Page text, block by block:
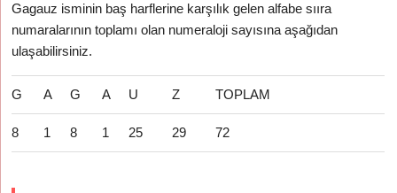
Gagauz isminin baş harflerine karşılık gelen alfabe sııra
numaralarının toplamı olan numeraloji sayısına aşağıdan
ulaşabilirsiniz.
G A G A U Z TOPLAM
8 1 8 1 25 29 72